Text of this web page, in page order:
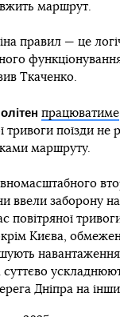
маршрут.
правил — це
Ткаченко.
працюватиме
тривоги поїзди не
маршруту.
ввели заборону
повітряної
Києва,
суттєво
Дніпра на